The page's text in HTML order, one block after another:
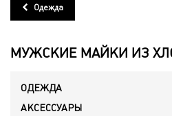
Одежда
МУЖСКИЕ МАЙКИ ИЗ
ОДЕЖДА
АКСЕССУАРЫ